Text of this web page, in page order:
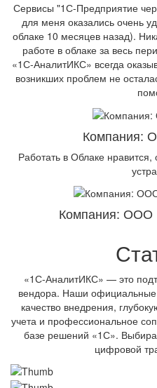
Сервисы "1С-Предприятие
для меня оказались очень
облаке 10 месяцев назад).
работе в облаке за весь
«1С-АналитИКС» всегда
возникших проблем не
Компания:
Работать в Облаке
Компания:
«1С-АналитИКС» — это
вендора. Наши официальные
качество внедрения,
учета и профессиональное
базе решений «1С».
цифровой